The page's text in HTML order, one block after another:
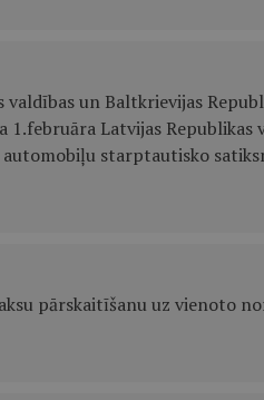
valdības un Baltkrievijas
1.februāra Latvijas Republikas
starptautisko
pārskaitīšanu uz vienoto